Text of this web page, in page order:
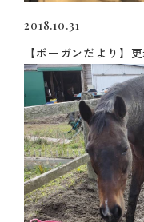
2018.10.31
【ボーガンだより】